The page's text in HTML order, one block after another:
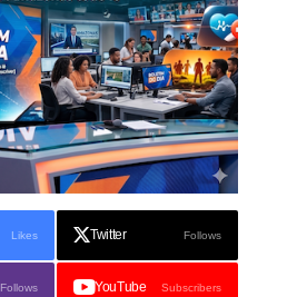
Likes Twitter Follows
Follows YouTube Subscribers